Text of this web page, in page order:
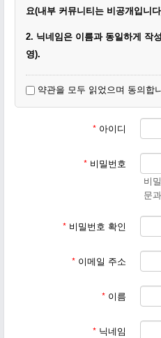
요(내부 커뮤니티는 비공개입니
2. 닉네임은 이름과 동일하게 작성
영).
명, 이모티콘 등을 달아주세요.
4. 회원가입이 끝나면 작은교회
약관을 모두 읽었으며 동의합
* 아이디
* 비밀번호
비
문
* 비밀번호 확인
* 이메일 주소
* 이름
* 닉네임